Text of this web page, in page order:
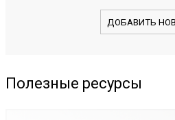
ДОБАВИТЬ
Полезные ресурсы